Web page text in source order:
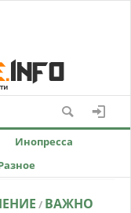
Инопресса
/ ВАЖНО